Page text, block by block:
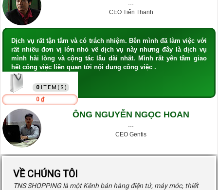
0
0 ₫
···
CEO Tiến Thanh
Dịch vụ rất tận tâm và có trách nhiệm. Bên mình đã làm việc với
rất nhiều đơn vị lớn nhỏ về dịch vụ này nhưng đây là dịch vụ
mình hài lòng và cộng tác lâu dài nhất. Mình rất yên tâm giao
hết công việc liên quan tới nội dung công việc .
ÔNG NGUYỄN NGỌC HOAN
···
CEO Gentis
VỀ CHÚNG TÔI
TNS SHOPPING là một Kênh bán hàng điện tử, máy móc, thiết